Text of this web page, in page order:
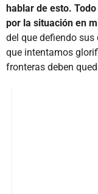
hablar de esto.
por la situación en
del que defiendo
que intentamos
fronteras deben